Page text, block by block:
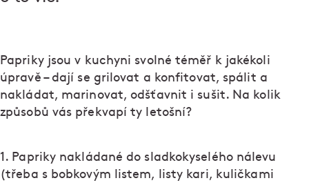
Papriky jsou v kuchyni svolné téměř k jakékoli
úpravě – dají se grilovat a konfitovat, spálit a
nakládat, marinovat, odšťavnit i sušit. Na kolik
způsobů vás překvapí ty letošní?
1. Papriky nakládané do sladkokyselého nálevu
(třeba s bobkovým listem, listy kari, kuličkami